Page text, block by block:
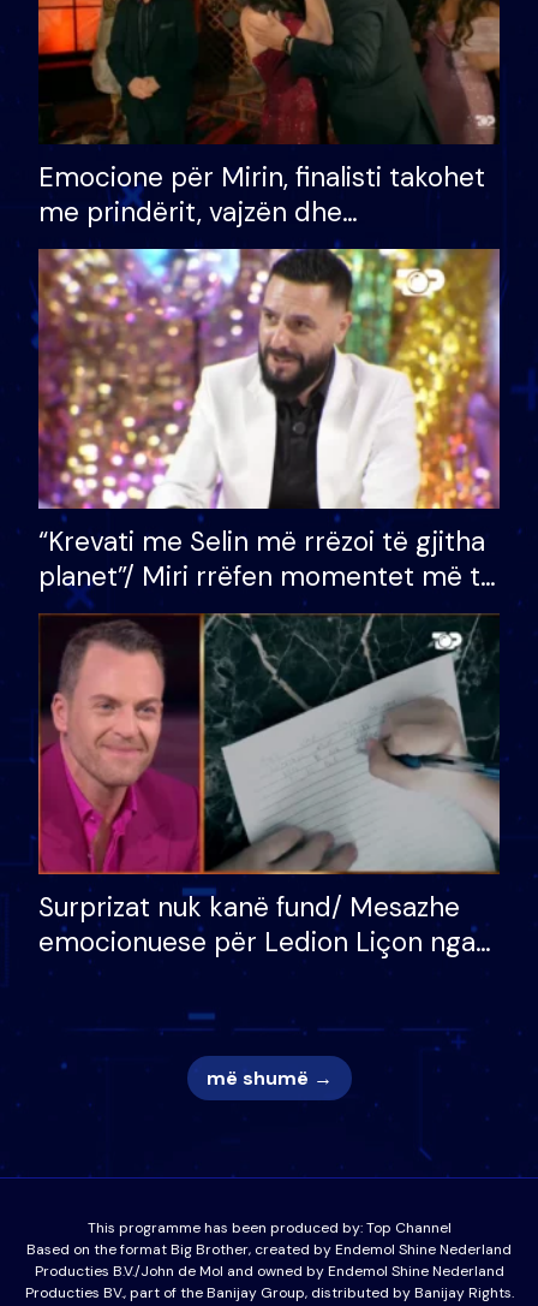
Emocione për Mirin, finalisti takohet
me prindërit, vajzën dhe
bashkëshorten: S’kemi ndonjë letër
divorci apo jo?
“Krevati me Selin më rrëzoi të gjitha
planet”/ Miri rrëfen momentet më të
bukura në shtëpinë e BB VIP: Do më
mungojë zilja e mëngjesit kur…
Surprizat nuk kanë fund/ Mesazhe
emocionuese për Ledion Liçon nga
nëna dhe fëmijët e tij, moderatori
nuk i mban dot lotët: Nuk meritoj…
më shumë →
This programme has been produced by:Top Channel
Based on the format Big Brother, created by Endemol Shine Nederland
Producties B.V./John de Mol and owned by Endemol Shine Nederland
Producties BV., part of the Banijay Group, distributed by Banijay Rights.